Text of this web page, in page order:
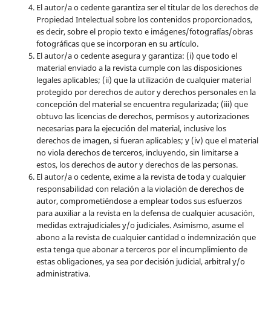
El autor/a o cedente garantiza ser el titular de los derechos de
Propiedad Intelectual sobre los contenidos proporcionados,
es decir, sobre el propio texto e imágenes/fotografías/obras
fotográficas que se incorporan en su artículo.
El autor/a o cedente asegura y garantiza: (i) que todo el
material enviado a la revista cumple con las disposiciones
legales aplicables; (ii) que la utilización de cualquier material
protegido por derechos de autor y derechos personales en la
concepción del material se encuentra regularizada; (iii) que
obtuvo las licencias de derechos, permisos y autorizaciones
necesarias para la ejecución del material, inclusive los
derechos de imagen, si fueran aplicables; y (iv) que el material
no viola derechos de terceros, incluyendo, sin limitarse a
estos, los derechos de autor y derechos de las personas.
El autor/a o cedente, exime a la revista de toda y cualquier
responsabilidad con relación a la violación de derechos de
autor, comprometiéndose a emplear todos sus esfuerzos
para auxiliar a la revista en la defensa de cualquier acusación,
medidas extrajudiciales y/o judiciales. Asimismo, asume el
abono a la revista de cualquier cantidad o indemnización que
esta tenga que abonar a terceros por el incumplimiento de
estas obligaciones, ya sea por decisión judicial, arbitral y/o
administrativa.